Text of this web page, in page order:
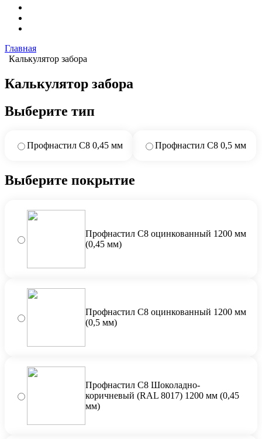
Главная
Калькулятор забора
Калькулятор забора
Выберите тип
Профнастил С8 0,45 мм Профнастил С8 0,5 мм
Выберите покрытие
Профнастил С8 оцинкованный 1200 мм
(0,45 мм)
Профнастил С8 оцинкованный 1200 мм
(0,5 мм)
Профнастил С8 Шоколадно-
коричневый (RAL 8017) 1200 мм (0,45
мм)